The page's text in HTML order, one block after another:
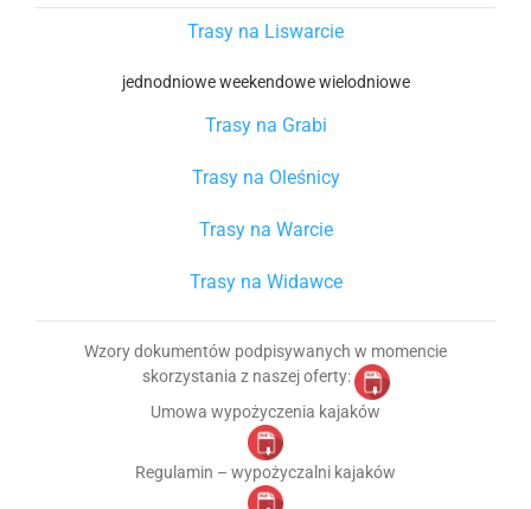
Trasy na Liswarcie
jednodniowe weekendowe wielodniowe
Trasy na Grabi
Trasy na Oleśnicy
Trasy na Warcie
Trasy na Widawce
Wzory dokumentów podpisywanych w momencie
skorzystania z naszej oferty:
Umowa wypożyczenia kajaków
Regulamin – wypożyczalni kajaków